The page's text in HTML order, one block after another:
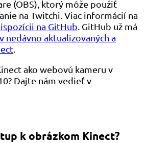
(OBS), ktorý môže použiť
na Twitchi. Viac informácií na
na GitHub . GitHub už má
aktualizovaných a
ako webovú kameru v
Dajte nám vedieť v
k obrázkom Kinect?